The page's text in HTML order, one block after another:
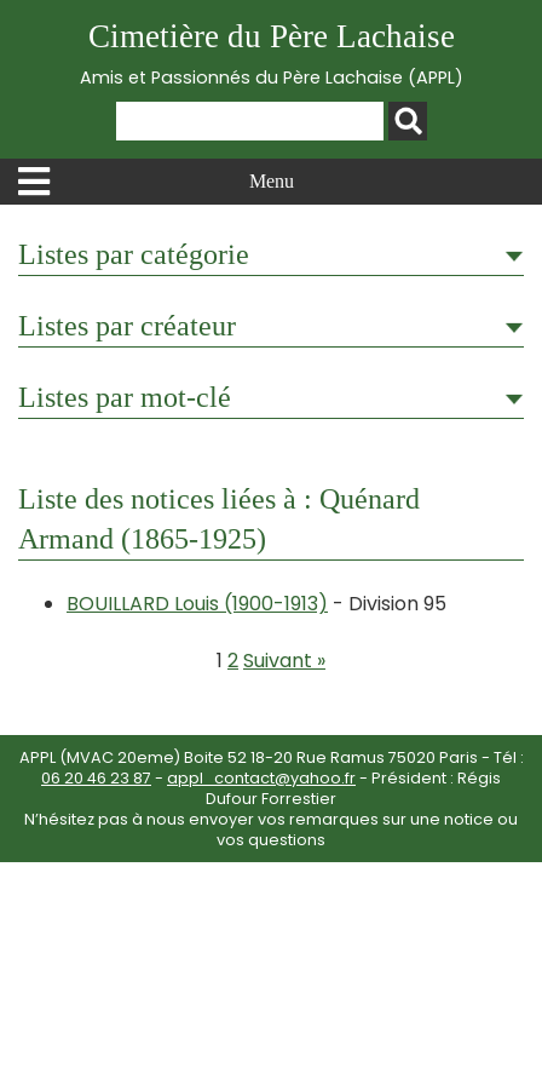
Cimetière du Père Lachaise
Amis et Passionnés du Père Lachaise (APPL)
Menu
Listes par catégorie
Listes par créateur
Listes par mot-clé
Liste des notices liées à : Quénard
Armand (1865-1925)
BOUILLARD Louis (1900-1913) - Division 95
1 2Suivant »
APPL (MVAC 20eme) Boite 52 18-20 Rue Ramus 75020 Paris - Tél :
06 20 46 23 87 - appl_contact@yahoo.fr- Président : Régis
Dufour Forrestier
N’hésitez pas à nous envoyer vos remarques sur une notice ou
vos questions